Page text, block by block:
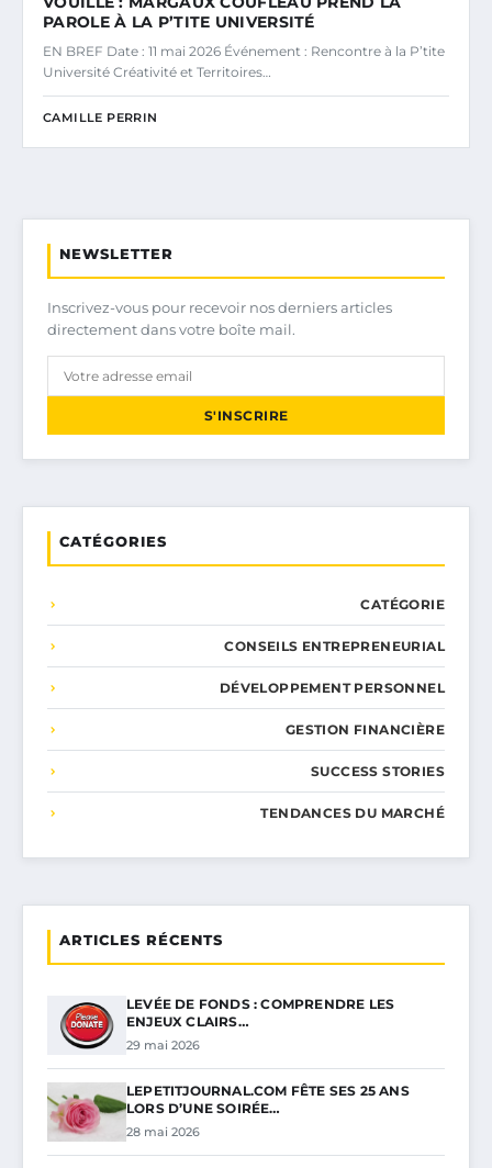
PAROLE À LA P’TITE UNIVERSITÉ
EN BREF Date : 11 mai 2026 Événement : Rencontre à la P’tite
Université Créativité et Territoires…
CAMILLE PERRIN
NEWSLETTER
Inscrivez-vous pour recevoir nos derniers articles
directement dans votre boîte mail.
S'INSCRIRE
CATÉGORIES
CATÉGORIE
CONSEILS ENTREPRENEURIAL
DÉVELOPPEMENT PERSONNEL
GESTION FINANCIÈRE
SUCCESS STORIES
TENDANCES DU MARCHÉ
ARTICLES RÉCENTS
LEVÉE DE FONDS : COMPRENDRE LES
ENJEUX CLAIRS…
29 mai 2026
LEPETITJOURNAL.COM FÊTE SES 25 ANS
LORS D’UNE SOIRÉE…
28 mai 2026